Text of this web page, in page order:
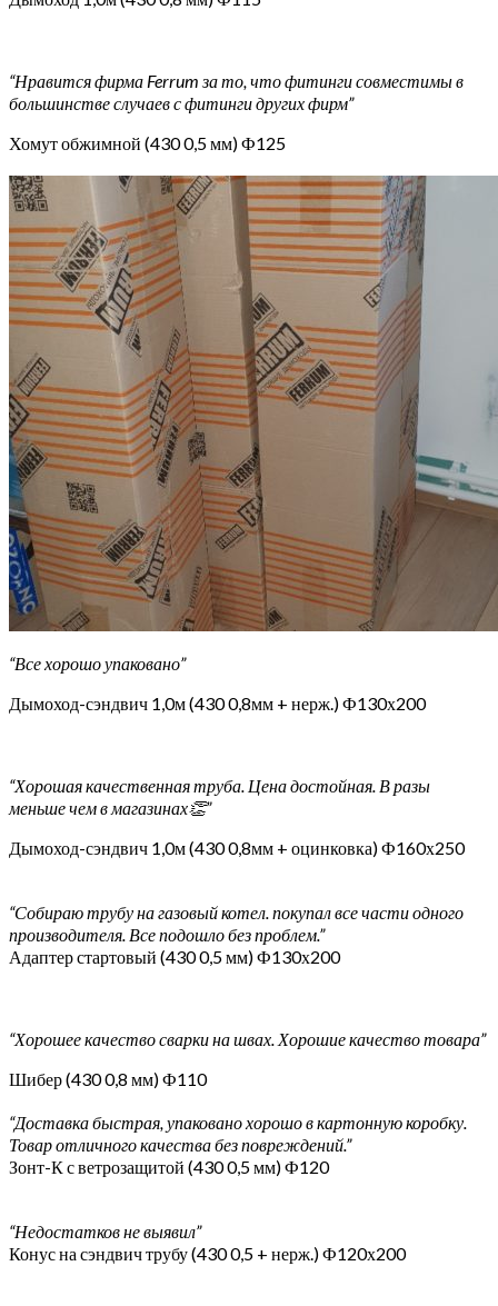
“Нравится фирма Ferrum за то, что фитинги совместимы в
большинстве случаев с фитинги других фирм”
Хомут обжимной (430 0,5 мм) Ф125
“Все хорошо упаковано”
Дымоход-сэндвич 1,0м (430 0,8мм + нерж.) Ф130х200
“Хорошая качественная труба. Цена достойная. В разы
меньше чем в магазинах👏”
Дымоход-сэндвич 1,0м (430 0,8мм + оцинковка) Ф160х250
“Собираю трубу на газовый котел. покупал все части одного
производителя. Все подошло без проблем.”
Адаптер стартовый (430 0,5 мм) Ф130х200
“Хорошее качество сварки на швах. Хорошие качество товара”
Шибер (430 0,8 мм) Ф110
“Доставка быстрая, упаковано хорошо в картонную коробку.
Товар отличного качества без повреждений.”
Зонт-К с ветрозащитой (430 0,5 мм) Ф120
“Недостатков не выявил”
Конус на сэндвич трубу (430 0,5 + нерж.) Ф120х200